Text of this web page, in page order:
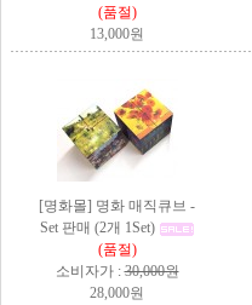
(품절)
13,000원
[명화몰] 명화 매직큐브 -
Set 판매 (2개 1Set)
(품절)
소비자가 :30,000원
28,000원